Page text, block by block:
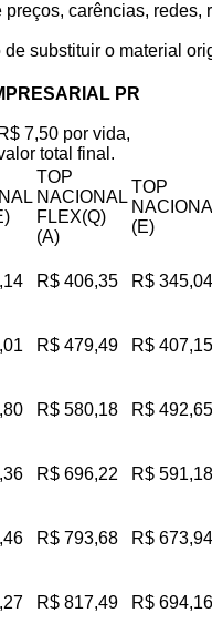
carências,
de substituir o material
PR
7,50 por vida,
total final.
TOP
NACIONAL
FLEX(Q)
(A)
TOP
(E)
R$ 406,35 R$ 345,04
R$ 479,49 R$ 407,15
R$ 580,18 R$ 492,65
R$ 696,22 R$ 591,18
R$ 793,68 R$ 673,94
R$ 817,49 R$ 694,16